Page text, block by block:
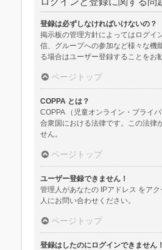
登録は必ずしなければいけないの？
掲示板の管理方針によってはログイ
信、グループへの参加など様々な機
る場合はユーザー登録することをお
ページトップ
COPPA とは？
COPPA （児童オンライン・プライ
合衆国における法律です。この法律
せん。
ページトップ
ユーザー登録できません！
管理人があなたの IPアドレス をア
人にお問い合わせください。
ページトップ
登録はしたのにログインできません！